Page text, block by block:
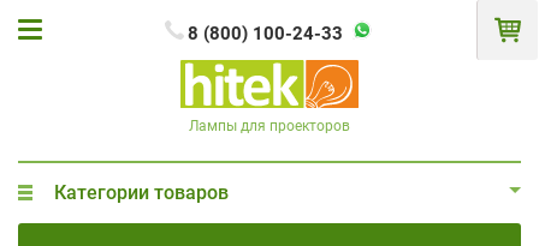
8 (800) 100-24-33
Лампы для проекторов
Категории товаров